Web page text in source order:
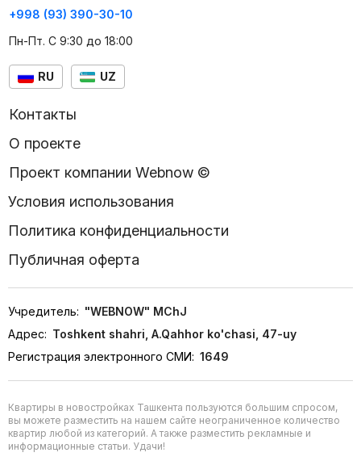
+998 (93) 390-30-10
Пн-Пт. С 9:30 до 18:00
RU UZ
Контакты
О проекте
Проект компании Webnow ©
Условия использования
Политика конфиденциальности
Публичная оферта
Учредитель: "WEBNOW" MChJ
Адрес: Toshkent shahri, A.Qahhor ko'chasi, 47-uy
Регистрация электронного СМИ: 1649
Квартиры в новостройках Ташкента пользуются большим спросом,
вы можете разместить на нашем сайте неограниченное количество
квартир любой из категорий. А также разместить рекламные и
информационные статьи. Удачи!